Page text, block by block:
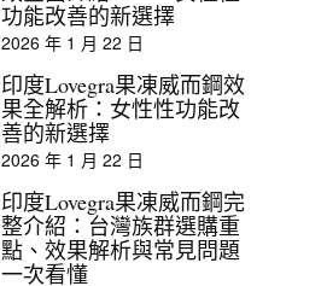
功能改善的新選擇
2026 年 1 月 22 日
印度Lovegra果凍威而鋼效
果全解析：女性性功能改
善的新選擇
2026 年 1 月 22 日
印度Lovegra果凍威而鋼完
整介紹：台灣族群選購重
點、效果解析與常見問題
一次看懂